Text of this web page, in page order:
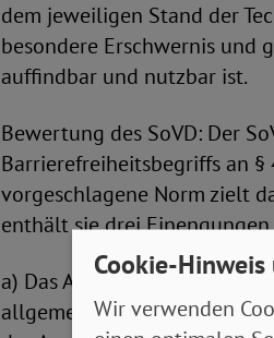
dem jeweiligen Stand der
besondere Erschwernis und
auffindbar und nutzbar ist.
Bewertung des SoVD: Der
Barrierefreiheitsbegriffs an §
vorgeschlagene Norm zielt
enthält sie drei Einengungen
a) Das Angebot darf nicht
allgemein üblichen Weise“
Cookie-
Wir verwenden